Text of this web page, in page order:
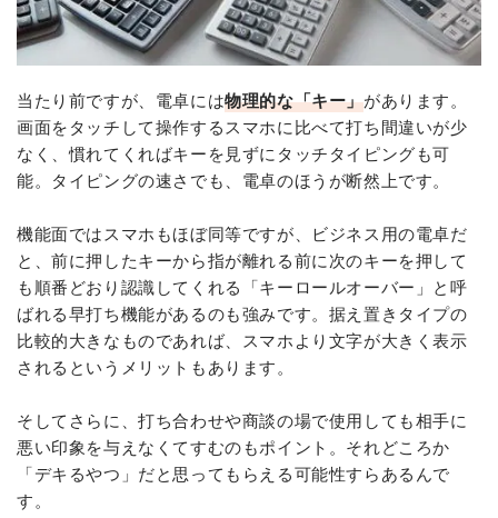
当たり前ですが、電卓には物理的な「キー」があります。
画面をタッチして操作するスマホに比べて打ち間違いが少
なく、慣れてくればキーを見ずにタッチタイピングも可
能。タイピングの速さでも、電卓のほうが断然上です。
機能面ではスマホもほぼ同等ですが、ビジネス用の電卓だ
と、前に押したキーから指が離れる前に次のキーを押して
も順番どおり認識してくれる「キーロールオーバー」と呼
ばれる早打ち機能があるのも強みです。据え置きタイプの
比較的大きなものであれば、スマホより文字が大きく表示
されるというメリットもあります。
そしてさらに、打ち合わせや商談の場で使用しても相手に
悪い印象を与えなくてすむのもポイント。それどころか
「デキるやつ」だと思ってもらえる可能性すらあるんで
す。